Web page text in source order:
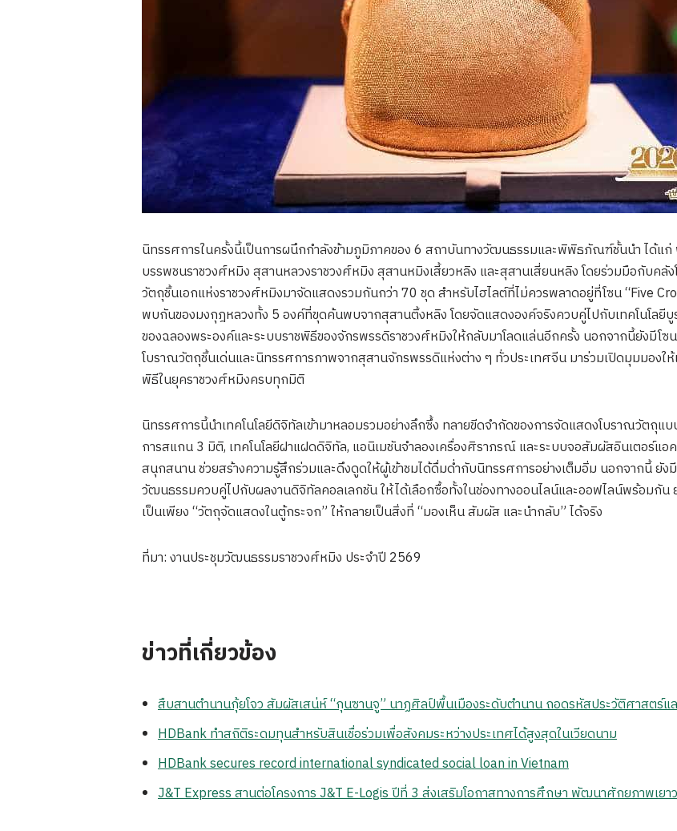
นิทรรศการในครั้งนี้เป็นการผนึกกำลังข้ามภูมิภาคของ 6 สถาบันทางวัฒนธรรมและพิพิธภัณฑ์ชั้นนำ ไ
บรรพชนราชวงศ์หมิง สุสานหลวงราชวงศ์หมิง สุสานหมิงเสี้ยวหลิง และสุสานเสี่ยนหลิง โดยร่วมมือกับค
วัตถุชิ้นเอกแห่งราชวงศ์หมิงมาจัดแสดงรวมกันกว่า 70 ชุด สำหรับไฮไลต์ที่ไม่ควรพลาดอยู่ที่โซน “Five
พบกันของมงกุฎหลวงทั้ง 5 องค์ที่ขุดค้นพบจากสุสานติ้งหลิง โดยจัดแสดงองค์จริงควบคู่ไปกับเทคโนโลยี
ของฉลองพระองค์และระบบราชพิธีของจักรพรรดิราชวงศ์หมิงให้กลับมาโลดแล่นอีกครั้ง นอกจากนี้ยังมีโ
โบราณวัตถุชิ้นเด่นและนิทรรศการภาพจากสุสานจักรพรรดิแห่งต่าง ๆ ทั่วประเทศจีน มาร่วมเปิดมุมมองใ
พิธีในยุคราชวงศ์หมิงครบทุกมิติ
นิทรรศการนี้นำเทคโนโลยีดิจิทัลเข้ามาหลอมรวมอย่างลึกซึ้ง ทลายขีดจำกัดของการจัดแสดงโบราณวัตถุแ
การสแกน 3 มิติ, เทคโนโลยีฝาแฝดดิจิทัล, แอนิเมชันจำลองเครื่องศิราภรณ์ และระบบจอสัมผัสอินเตอร์แ
สนุกสนาน ช่วยสร้างความรู้สึกร่วมและดึงดูดให้ผู้เข้าชมได้ดื่มด่ำกับนิทรรศการอย่างเต็มอิ่ม นอกจากนี้ ยัง
วัฒนธรรมควบคู่ไปกับผลงานดิจิทัลคอลเลกชัน ให้ได้เลือกซื้อทั้งในช่องทางออนไลน์และออฟไลน์พร้อมกัน
เป็นเพียง “วัตถุจัดแสดงในตู้กระจก” ให้กลายเป็นสิ่งที่ “มองเห็น สัมผัส และนำกลับ” ได้จริง
ที่มา: งานประชุมวัฒนธรรมราชวงศ์หมิง ประจำปี 2569
ข่าวที่เกี่ยวข้อง
สืบสานตำนานกุ้ยโจว สัมผัสเสน่ห์ “กุนซานจู” นาฏศิลป์พื้นเมืองระดับตำนาน ถอดรหัสประวัติศาสตร์
HDBank ทำสถิติระดมทุนสำหรับสินเชื่อร่วมเพื่อสังคมระหว่างประเทศได้สูงสุดในเวียดนาม
HDBank secures record international syndicated social loan in Vietnam
J&T Express สานต่อโครงการ J&T E-Logis ปีที่ 3 ส่งเสริมโอกาสทางการศึกษา พัฒนาศักยภาพเยา